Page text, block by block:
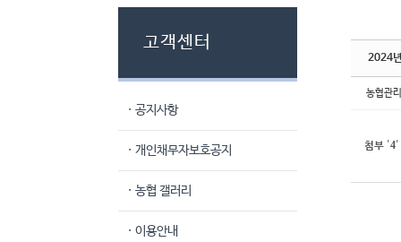
고객센터
· 공지사항
· 개인채무자보호공지
· 농협 갤러리
· 이용안내
2024년
농협관
첨부 '4'